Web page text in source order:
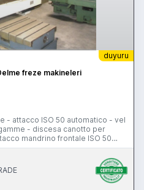
duyuru
freze makineleri
- attacco ISO 50 automatico - vel
- discesa canotto per
mandrino frontale ISO 50
frontale 65-2000 rpm su 3
longitudinale 1300 mm -
- corsa trasversale slittone 750
di comando - volantino